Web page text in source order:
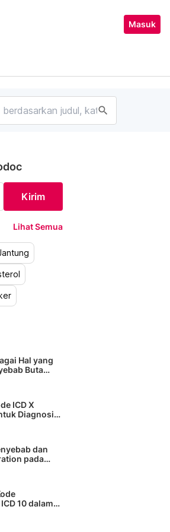
Masuk
search
Kirim
Lihat Semua
Hal yang
Buta
ICD X
Diagnosis
dan
pada
10 dalam